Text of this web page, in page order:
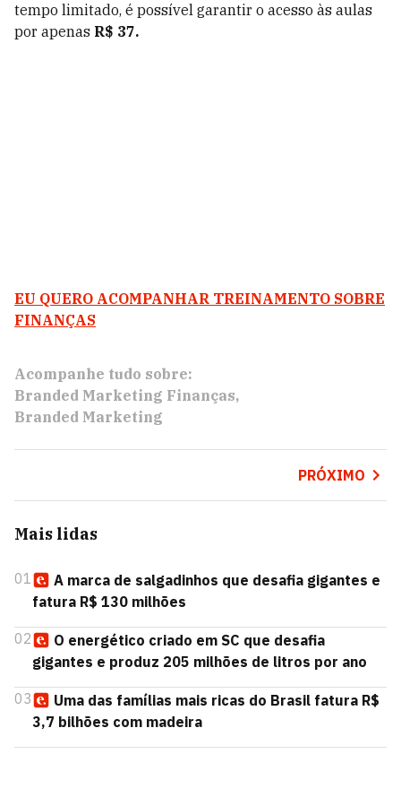
tempo limitado, é possível garantir o acesso às aulas
por apenas R$ 37.
EU QUERO ACOMPANHAR TREINAMENTO SOBRE
FINANÇAS
Acompanhe tudo sobre:
Branded Marketing Finanças
Branded Marketing
PRÓXIMO
Mais lidas
01
A marca de salgadinhos que desafia gigantes e
fatura R$ 130 milhões
02
O energético criado em SC que desafia
gigantes e produz 205 milhões de litros por ano
03
Uma das famílias mais ricas do Brasil fatura R$
3,7 bilhões com madeira